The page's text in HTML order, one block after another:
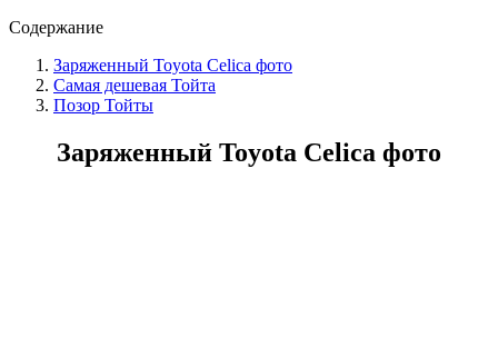
Содержание
Заряженный Toyota Celica фото
Самая дешевая Тойта
Позор Тойты
Заряженный Toyota Celica фото